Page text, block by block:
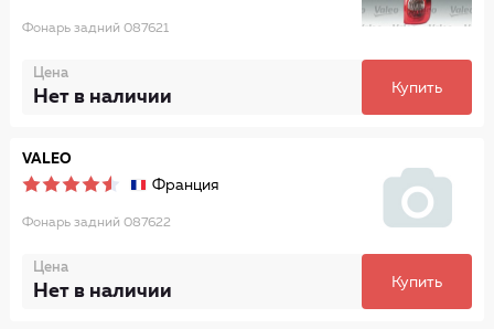
Фонарь задний 087621
Цена
Нет в наличии Купить
VALEO
Франция
Фонарь задний 087622
Цена
Нет в наличии Купить